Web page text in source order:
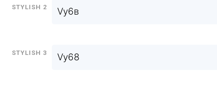
Stylish 2 Vу6в
Stylish 3 Vy68